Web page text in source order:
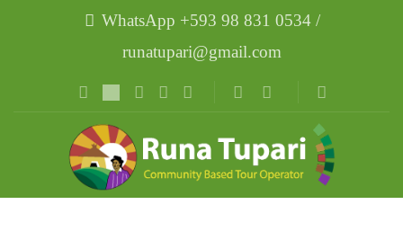
WhatsApp +593 98 831 0534 /
runatupari@gmail.com